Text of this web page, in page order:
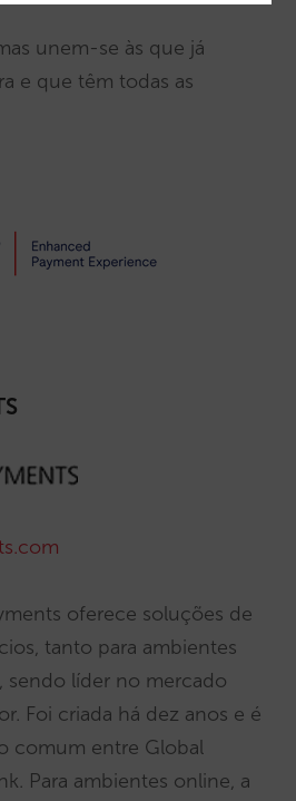
unem-se às que já
e que têm todas as
oferece soluções de
tanto para ambientes
sendo líder no mercado
Foi criada há dez anos e é
comum entre Global
Para ambientes online, a